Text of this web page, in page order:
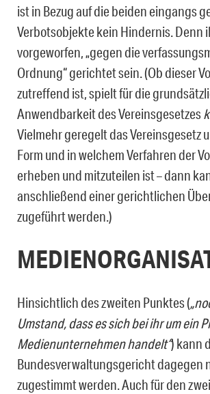
ist in Bezug auf die beiden eingangs
Verbotsobjekte kein Hindernis. Denn
vorgeworfen, „gegen die
Ordnung“ gerichtet sein. (Ob dieser
zutreffend ist, spielt für die
Anwendbarkeit des Vereinsgesetzes
Vielmehr geregelt das Vereinsgesetz
Form und in welchem Verfahren der
erheben und mitzuteilen ist – dann
anschließend einer gerichtlichen
zugeführt werden.)
Hinsichtlich des zweiten Punktes (
Umstand, dass es sich bei ihr um ein
Medienunternehmen handelt“) kann
Bundesverwaltungsgericht dagegen
zugestimmt werden. Auch für den